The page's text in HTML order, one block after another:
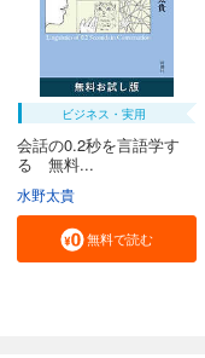
ビジネス・実用
会話の0.2秒を言語学す
る 無料...
水野太貴
無料で読む